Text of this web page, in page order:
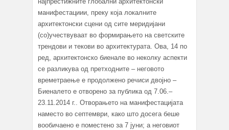
манифестациии, преку која локалните
архитектонски сцени од сите меридијани
(со)учествуваат во формирањето на светските
трендови и текови во архитектурата. Ова, 14 по
ред, архитектонско биенале во неколку аспекти
се разликува од претходните – неговото
времетраење е продолжено речиси двојно –
Биеналето е отворено за публика од 7.06.–
23.11.2014 г.. Oтворањето на манифестацијата
наместо во септември, како што досега беше
вообичаено е поместено за 7 јуни; а неговиот